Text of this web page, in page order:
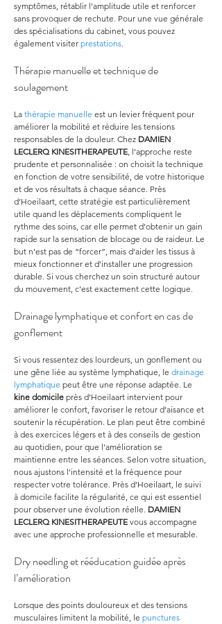
symptômes, rétablir l’amplitude utile et renforcer
sans provoquer de rechute. Pour une vue générale
des spécialisations du cabinet, vous pouvez
également visiter prestations.
Thérapie manuelle et technique de
soulagement
La thérapie manuelle est un levier fréquent pour
améliorer la mobilité et réduire les tensions
responsables de la douleur. Chez DAMIEN
LECLERQ KINESITHERAPEUTE, l’approche reste
prudente et personnalisée : on choisit la technique
en fonction de votre sensibilité, de votre historique
et de vos résultats à chaque séance. Près
d’Hoeilaart, cette stratégie est particulièrement
utile quand les déplacements compliquent le
rythme des soins, car elle permet d’obtenir un gain
rapide sur la sensation de blocage ou de raideur. Le
but n’est pas de “forcer”, mais d’aider les tissus à
mieux fonctionner et d’installer une progression
durable. Si vous cherchez un soin structuré autour
du mouvement, c’est exactement cette logique.
Drainage lymphatique et confort en cas de
gonflement
Si vous ressentez des lourdeurs, un gonflement ou
une gêne liée au système lymphatique, le drainage
lymphatique peut être une réponse adaptée. Le
kine domicile près d’Hoeilaart intervient pour
améliorer le confort, favoriser le retour d’aisance et
soutenir la récupération. Le plan peut être combiné
à des exercices légers et à des conseils de gestion
au quotidien, pour que l’amélioration se
maintienne entre les séances. Selon votre situation,
nous ajustons l’intensité et la fréquence pour
respecter votre tolérance. Près d’Hoeilaart, le suivi
à domicile facilite la régularité, ce qui est essentiel
pour observer une évolution réelle. DAMIEN
LECLERQ KINESITHERAPEUTE vous accompagne
avec une approche professionnelle et mesurable.
Dry needling et rééducation guidée après
l’amélioration
Lorsque des points douloureux et des tensions
musculaires limitent la mobilité, le punctures